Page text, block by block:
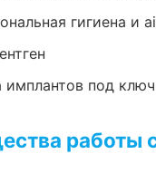
гигиена и
имплантов под ключ
работы